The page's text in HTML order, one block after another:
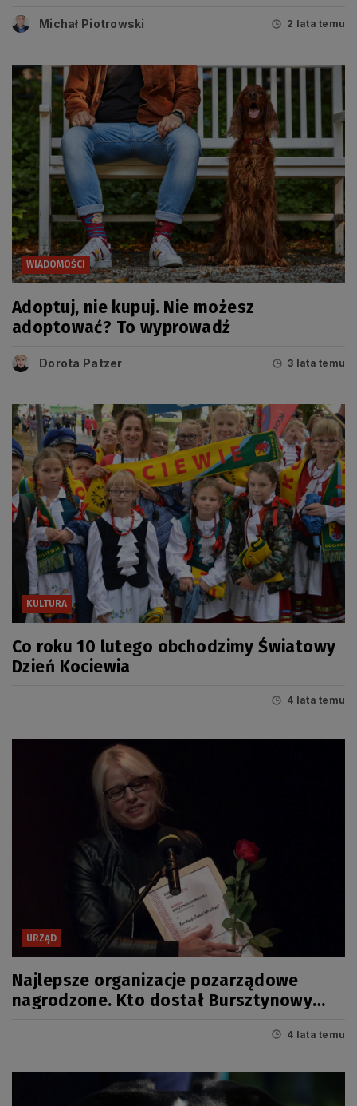
Michał Piotrowski 2 lata temu
WIADOMOŚCI
Adoptuj, nie kupuj. Nie możesz
adoptować? To wyprowadź
Dorota Patzer 3 lata temu
KULTURA
Co roku 10 lutego obchodzimy Światowy
Dzień Kociewia
4 lata temu
URZĄD
Najlepsze organizacje pozarządowe
nagrodzone. Kto dostał Bursztynowy
4 lata temu